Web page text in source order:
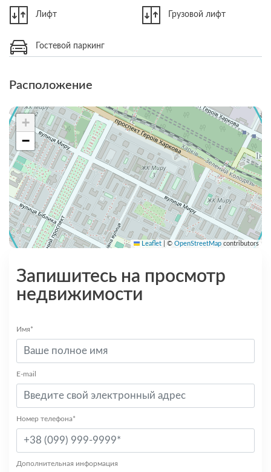
Лифт Грузовой лифт
Гостевой паркинг
Расположение
+
−
Leaflet © OpenStreetMap contributors
Запишитесь на просмотр
недвижимости
Имя*
E-mail
Номер телефона*
Дополнительная информация